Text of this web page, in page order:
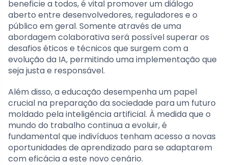
beneficie a todos, é vital promover um diálogo
aberto entre desenvolvedores, reguladores e o
público em geral. Somente através de uma
abordagem colaborativa será possível superar os
desafios éticos e técnicos que surgem com a
evolução da IA, permitindo uma implementação que
seja justa e responsável.
Além disso, a educação desempenha um papel
crucial na preparação da sociedade para um futuro
moldado pela inteligência artificial. À medida que o
mundo do trabalho continua a evoluir, é
fundamental que indivíduos tenham acesso a novas
oportunidades de aprendizado para se adaptarem
com eficácia a este novo cenário.